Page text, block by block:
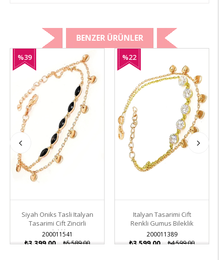
BENZER ÜRÜNLER
Siyah Oniks Tasli Italyan
Tasarimi Cift Zincirli
Bileklik
200011541
₺3.399,00 ₺5.589,00
%39
Italyan Tasarimi Cift
Renkli Gumus Bileklik
200011389
₺3.599,00 ₺4.599,00
%22